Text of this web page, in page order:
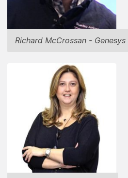
Richard McCrossan - Genesys